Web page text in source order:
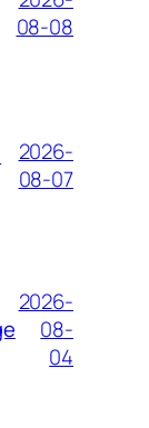
08-08
2026-
08-07
2026-
08-
04